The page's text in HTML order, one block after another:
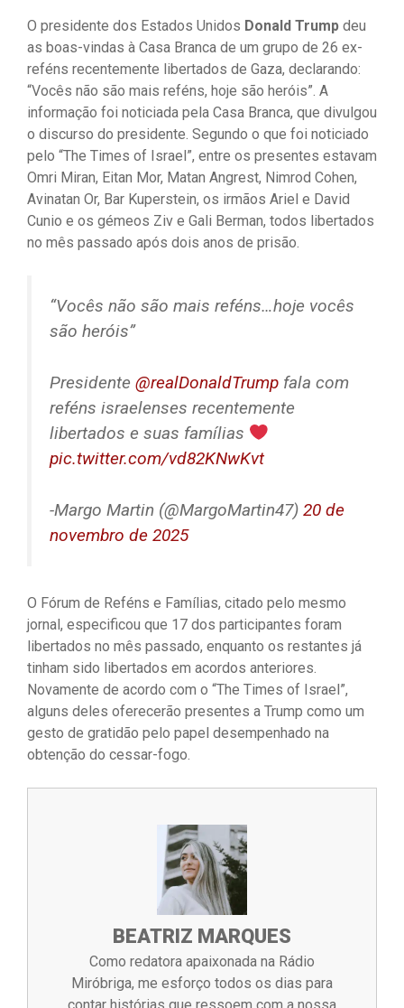
O presidente dos Estados Unidos Donald Trump deu
as boas-vindas à Casa Branca de um grupo de 26 ex-
reféns recentemente libertados de Gaza, declarando:
“Vocês não são mais reféns, hoje são heróis”. A
informação foi noticiada pela Casa Branca, que divulgou
o discurso do presidente. Segundo o que foi noticiado
pelo “The Times of Israel”, entre os presentes estavam
Omri Miran, Eitan Mor, Matan Angrest, Nimrod Cohen,
Avinatan Or, Bar Kuperstein, os irmãos Ariel e David
Cunio e os gémeos Ziv e Gali Berman, todos libertados
no mês passado após dois anos de prisão.
“Vocês não são mais reféns…hoje vocês
são heróis”
Presidente @realDonaldTrump fala com
reféns israelenses recentemente
libertados e suas famílias
pic.twitter.com/vd82KNwKvt
-Margo Martin (@MargoMartin47) 20 de
novembro de 2025
O Fórum de Reféns e Famílias, citado pelo mesmo
jornal, especificou que 17 dos participantes foram
libertados no mês passado, enquanto os restantes já
tinham sido libertados em acordos anteriores.
Novamente de acordo com o “The Times of Israel”,
alguns deles oferecerão presentes a Trump como um
gesto de gratidão pelo papel desempenhado na
obtenção do cessar-fogo.
BEATRIZ MARQUES
Como redatora apaixonada na Rádio
Miróbriga, me esforço todos os dias para